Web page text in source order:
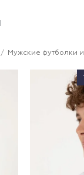
Мужские футболки